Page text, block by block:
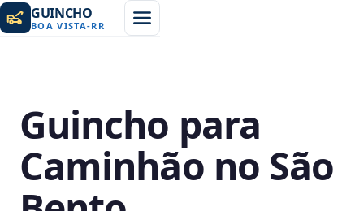
GUINCHO
BOA VISTA-RR
Guincho para
Caminhão no São